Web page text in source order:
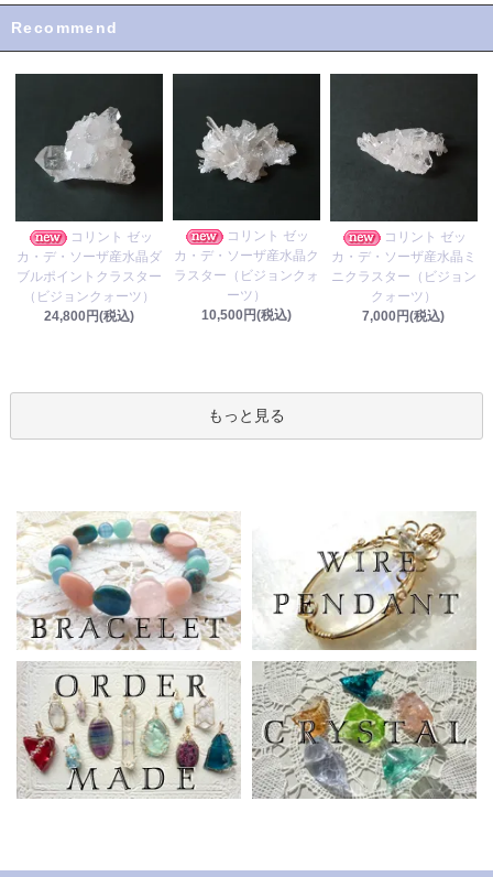
Recommend
コリント ゼッ
カ・デ・ソーザ産水晶ダ
ブルポイントクラスター
（ビジョンクォーツ）
24,800円(税込)
コリント ゼッ
カ・デ・ソーザ産水晶ク
ラスター（ビジョンクォ
ーツ）
10,500円(税込)
コリント ゼッ
カ・デ・ソーザ産水晶ミ
ニクラスター（ビジョン
クォーツ）
7,000円(税込)
もっと見る